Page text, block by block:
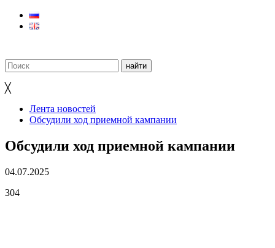
╳
Лента новостей
Обсудили ход приемной кампании
Обсудили ход приемной кампании
04.07.2025
304